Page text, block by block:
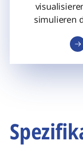
simulieren